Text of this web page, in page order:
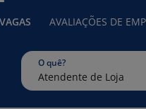
AVALIAÇÕES DE
O quê?